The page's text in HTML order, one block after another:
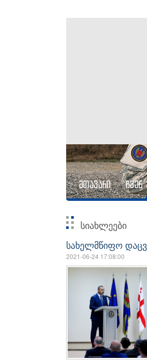
მთავარი ჩვენ
სიახლეები
სახელმწიფო
2021-06-24 17:08:00